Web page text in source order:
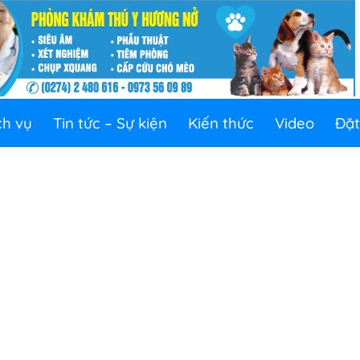
vụ Tin tức – Sự kiện Kiến thức Video